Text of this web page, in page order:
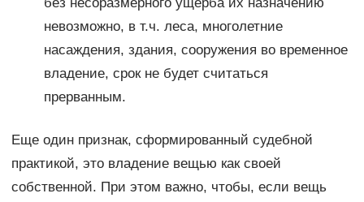
без несоразмерного ущерба их назначению
невозможно, в т.ч. леса, многолетние
насаждения, здания, сооружения во временное
владение, срок не будет считаться
прерванным.
Еще один признак, сформированный судебной
практикой, это владение вещью как своей
собственной. При этом важно, чтобы, если вещь